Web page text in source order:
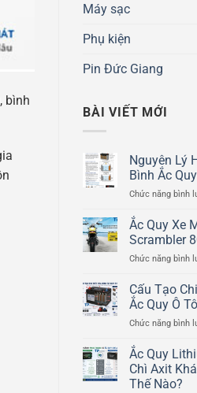
bình
Máy sạc
Phụ kiện
Pin Đức Giang
BÀI VIẾT MỚI
Nguyên Lý
Bình Ắc
Chức năng bình
Ắc Quy Xe
Scrambler
Chức năng bình
Cấu Tạo
Ắc Quy Ô Tô
Chức năng bình
Ắc Quy
Chì Axit
Thế Nào?